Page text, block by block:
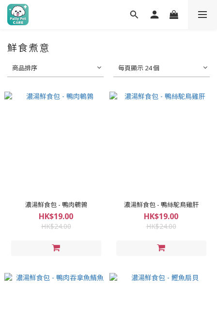
鮮食煮意
商品排序 每頁顯示 24 個
濃湯鮮食包 - 鴨肉鵪鶉
HK$19.00
HK$24.00
濃湯鮮食包 - 鴨絲駝鳥雞肝
HK$19.00
HK$24.00